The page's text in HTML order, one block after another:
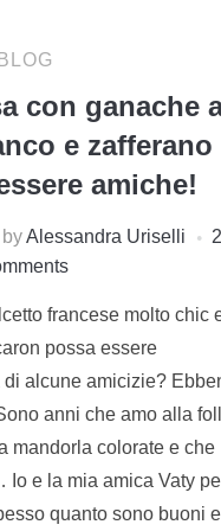
BLOG
con ganache
e zafferano
amiche!
byAlessandra Uriselli
francese molto chic
possa essere
alcune amicizie?
anni che amo alla
mandorla colorate e che
Io e la mia amica Vaty
quanto sono buoni e